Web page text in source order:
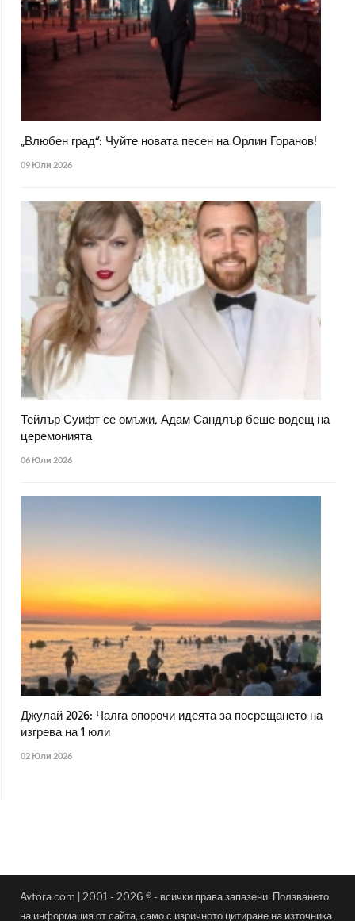
„Влюбен град“: Чуйте новата песен на Орлин Горанов!
09 Юли 2026
Тейлър Суифт се омъжи, Адам Сандлър беше водещ на
церемонията
06 Юли 2026
Джулай 2026: Чалга опорочи идеята за посрещането на
изгрева на 1 юли
02 Юли 2026
Avtora.com | 2001 - 2026 ® - всички права запазени. Ползването
на информация от сайта, само с изричното цитиране на източника